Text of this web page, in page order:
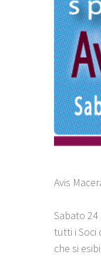
Avis
Sabato
tutti i Soci
che si